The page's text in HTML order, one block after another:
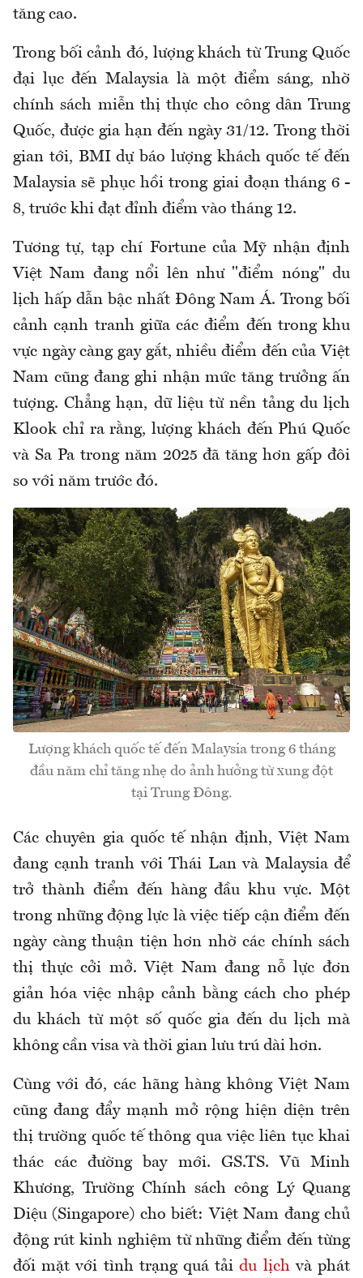
tăng cao.
Trong bối cảnh đó, lượng khách từ Trung Quốc
đại lục đến Malaysia là một điểm sáng, nhờ
chính sách miễn thị thực cho công dân Trung
Quốc, được gia hạn đến ngày 31/12. Trong thời
gian tới, BMI dự báo lượng khách quốc tế đến
Malaysia sẽ phục hồi trong giai đoạn tháng 6 -
8, trước khi đạt đỉnh điểm vào tháng 12.
Tương tự, tạp chí Fortune của Mỹ nhận định
Việt Nam đang nổi lên như "điểm nóng" du
lịch hấp dẫn bậc nhất Đông Nam Á. Trong bối
cảnh cạnh tranh giữa các điểm đến trong khu
vực ngày càng gay gắt, nhiều điểm đến của Việt
Nam cũng đang ghi nhận mức tăng trưởng ấn
tượng. Chẳng hạn, dữ liệu từ nền tảng du lịch
Klook chỉ ra rằng, lượng khách đến Phú Quốc
và Sa Pa trong năm 2025 đã tăng hơn gấp đôi
so với năm trước đó.
Lượng khách quốc tế đến Malaysia trong 6 tháng
đầu năm chỉ tăng nhẹ do ảnh hưởng từ xung đột
tại Trung Đông.
Các chuyên gia quốc tế nhận định, Việt Nam
đang cạnh tranh với Thái Lan và Malaysia để
trở thành điểm đến hàng đầu khu vực. Một
trong những động lực là việc tiếp cận điểm đến
ngày càng thuận tiện hơn nhờ các chính sách
thị thực cởi mở. Việt Nam đang nỗ lực đơn
giản hóa việc nhập cảnh bằng cách cho phép
du khách từ một số quốc gia đến du lịch mà
không cần visa và thời gian lưu trú dài hơn.
Cùng với đó, các hãng hàng không Việt Nam
cũng đang đẩy mạnh mở rộng hiện diện trên
thị trường quốc tế thông qua việc liên tục khai
thác các đường bay mới. GS.TS. Vũ Minh
Khương, Trường Chính sách công Lý Quang
Diệu (Singapore) cho biết: Việt Nam đang chủ
động rút kinh nghiệm từ những điểm đến từng
đối mặt với tình trạng quá tảidu lịchvà phát